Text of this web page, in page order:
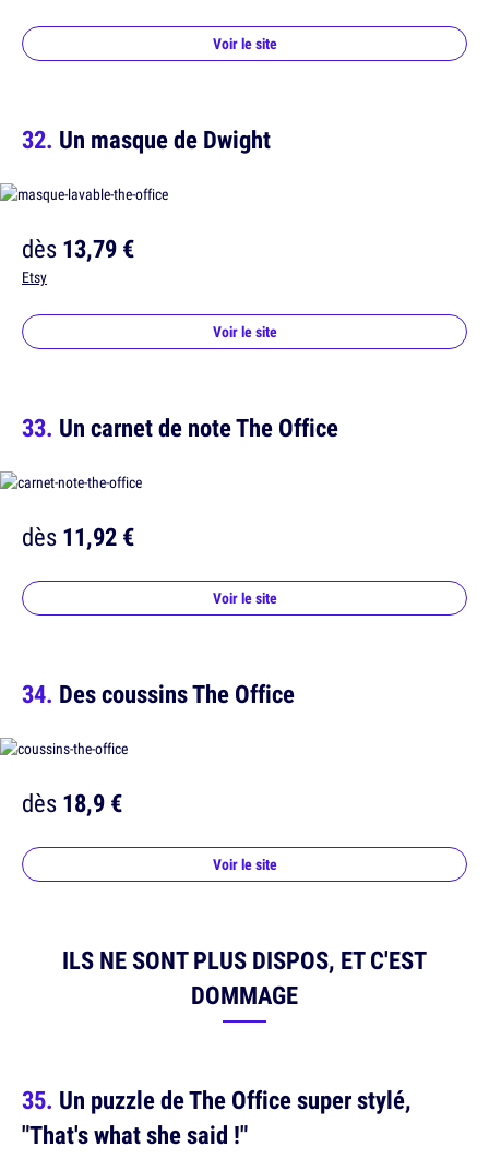
Voir le site
Un masque de Dwight
dès13,79 €
Etsy
Voir le site
Un carnet de note The Office
dès11,92 €
Voir le site
Des coussins The Office
dès18,9 €
Voir le site
ILS NE SONT PLUS DISPOS, ET C'EST
DOMMAGE
Un puzzle de The Office super stylé,
"That's what she said !"